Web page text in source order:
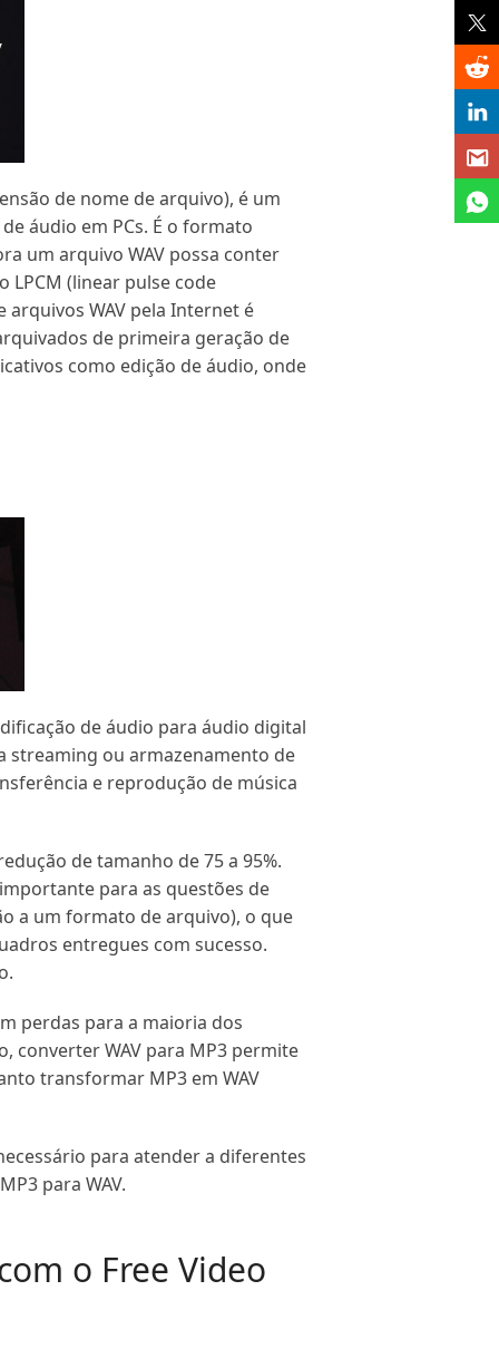
de nome de arquivo), é um
áudio em PCs. É o formato
um arquivo WAV possa conter
(linear pulse code
WAV pela Internet é
de primeira geração de
como edição de áudio, onde
de áudio para áudio digital
streaming ou armazenamento de
e reprodução de música
de tamanho de 75 a 95%.
para as questões de
a um formato de arquivo), o que
entregues com sucesso.
perdas para a maioria dos
converter WAV para MP3 permite
transformar MP3 em WAV
para atender a diferentes
para WAV.
o Free Video